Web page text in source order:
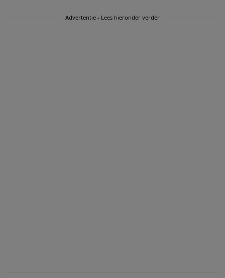
Advertentie - Lees hieronder verder